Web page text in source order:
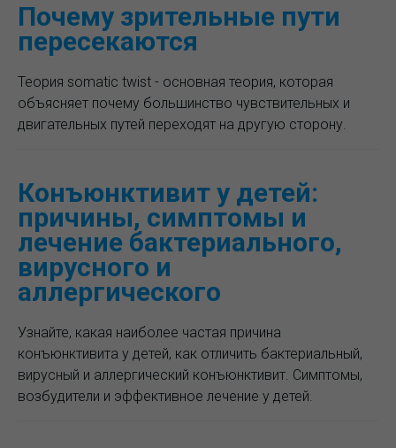
Почему зрительные пути
пересекаются
Теория somatic twist - основная теория, которая
объясняет почему большинство чувствительных и
двигательных путей переходят на другую сторону.
Конъюнктивит у детей:
причины, симптомы и
лечение бактериального,
вирусного и
аллергического
Узнайте, какая наиболее частая причина
конъюнктивита у детей, как отличить бактериальный,
вирусный и аллергический конъюнктивит. Симптомы,
возбудители и эффективное лечение у детей.